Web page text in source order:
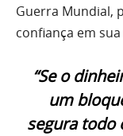
Guerra Mundial,
confiança em
“Se o
um
segura todo